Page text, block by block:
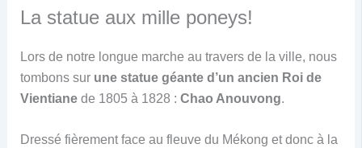
La statue aux mille poneys!
Lors de notre longue marche au travers de la ville, nous
tombons sur une statue géante d’un ancien Roi de
Vientianede 1805 à 1828 : Chao Anouvong.
Dressé fièrement face au fleuve du Mékong et donc à la